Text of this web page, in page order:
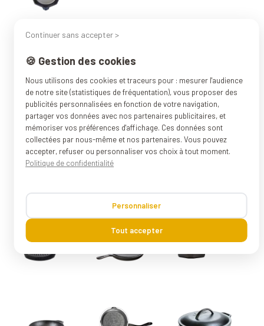
Continuer sans accepter >
🍪 Gestion des cookies
Nous utilisons des cookies et traceurs pour : mesurer l'audience
de notre site (statistiques de fréquentation), vous proposer des
publicités personnalisées en fonction de votre navigation,
partager vos données avec nos partenaires publicitaires, et
mémoriser vos préférences d'affichage. Ces données sont
collectées par nous-même et nos partenaires. Vous pouvez
accepter, refuser ou personnaliser vos choix à tout moment.
Politique de confidentialité
Personnaliser
Tout accepter